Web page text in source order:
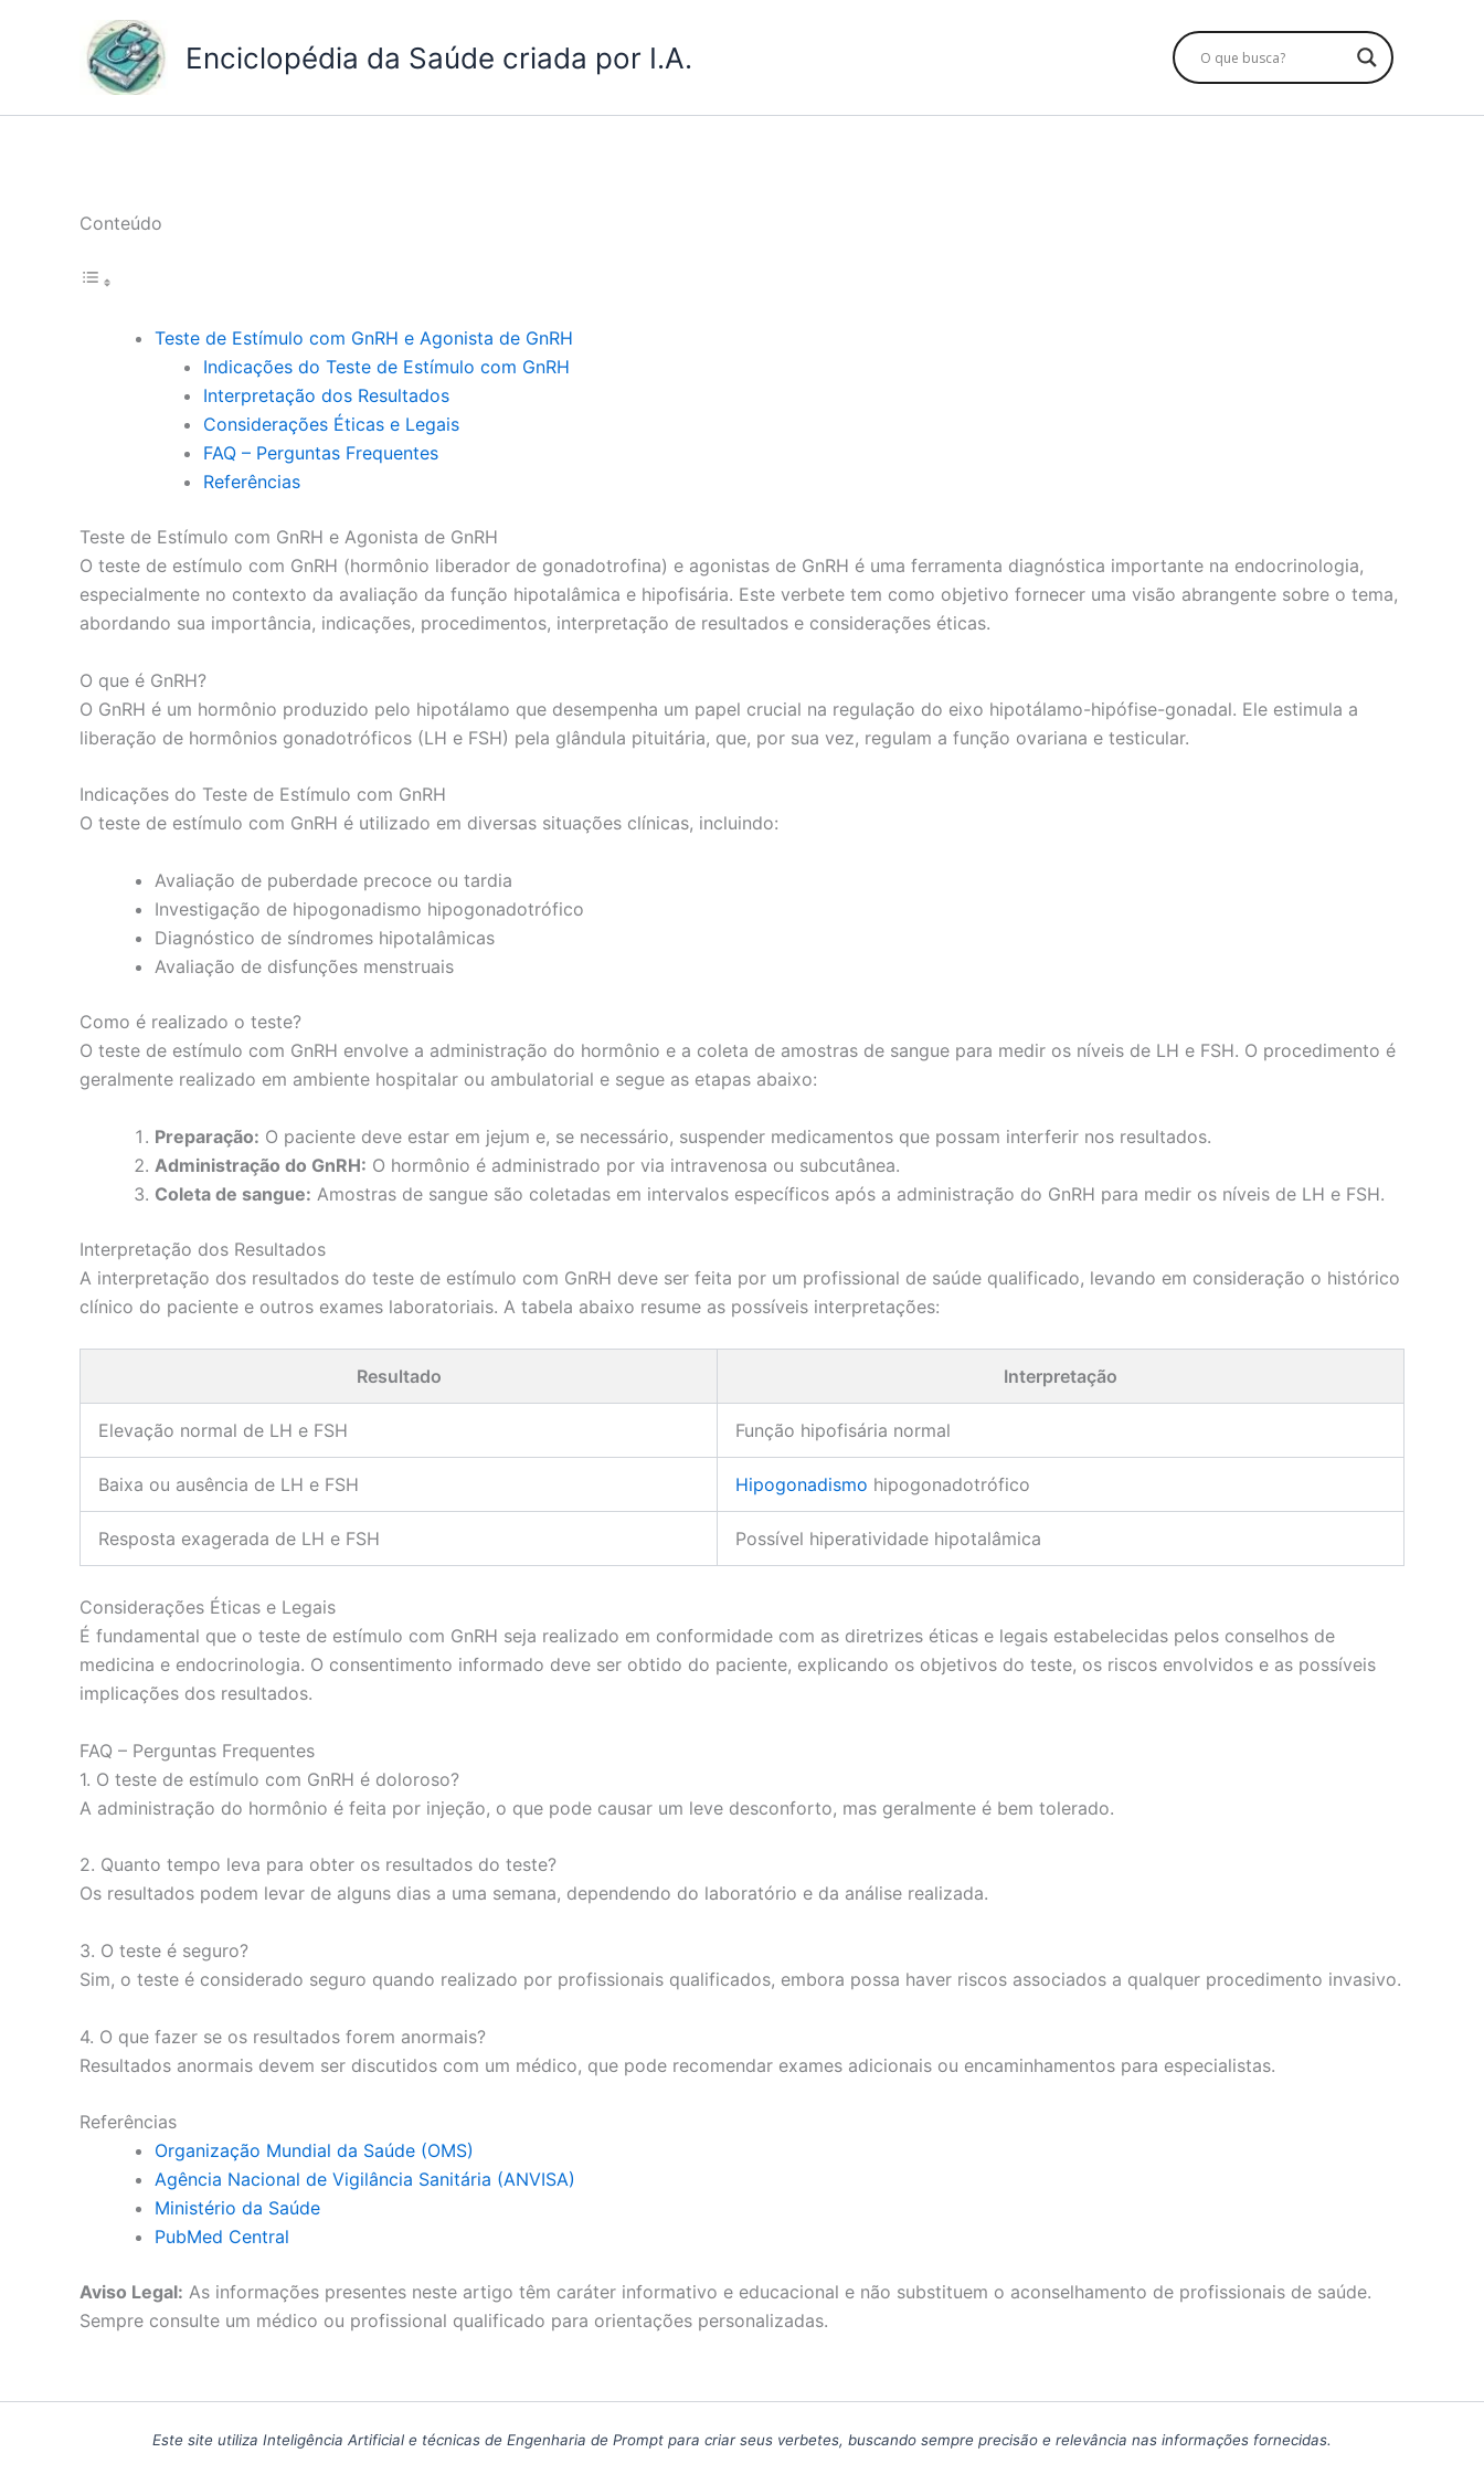
Enciclopédia da Saúde criada por I.A.
Conteúdo
Teste de Estímulo com GnRH e Agonista de GnRH
Indicações do Teste de Estímulo com GnRH
Interpretação dos Resultados
Considerações Éticas e Legais
FAQ – Perguntas Frequentes
Referências
Teste de Estímulo com GnRH e Agonista de GnRH
O teste de estímulo com GnRH (hormônio liberador de gonadotrofina) e agonistas de GnRH é uma ferramenta diagnóstica importante na endocrinologia,
especialmente no contexto da avaliação da função hipotalâmica e hipofisária. Este verbete tem como objetivo fornecer uma visão abrangente sobre o tema,
abordando sua importância, indicações, procedimentos, interpretação de resultados e considerações éticas.
O que é GnRH?
O GnRH é um hormônio produzido pelo hipotálamo que desempenha um papel crucial na regulação do eixo hipotálamo-hipófise-gonadal. Ele estimula a
liberação de hormônios gonadotróficos (LH e FSH) pela glândula pituitária, que, por sua vez, regulam a função ovariana e testicular.
Indicações do Teste de Estímulo com GnRH
O teste de estímulo com GnRH é utilizado em diversas situações clínicas, incluindo:
Avaliação de puberdade precoce ou tardia
Investigação de hipogonadismo hipogonadotrófico
Diagnóstico de síndromes hipotalâmicas
Avaliação de disfunções menstruais
Como é realizado o teste?
O teste de estímulo com GnRH envolve a administração do hormônio e a coleta de amostras de sangue para medir os níveis de LH e FSH. O procedimento é
geralmente realizado em ambiente hospitalar ou ambulatorial e segue as etapas abaixo:
Preparação: O paciente deve estar em jejum e, se necessário, suspender medicamentos que possam interferir nos resultados.
Administração do GnRH: O hormônio é administrado por via intravenosa ou subcutânea.
Coleta de sangue: Amostras de sangue são coletadas em intervalos específicos após a administração do GnRH para medir os níveis de LH e FSH.
Interpretação dos Resultados
A interpretação dos resultados do teste de estímulo com GnRH deve ser feita por um profissional de saúde qualificado, levando em consideração o histórico
clínico do paciente e outros exames laboratoriais. A tabela abaixo resume as possíveis interpretações:
Resultado Interpretação
Elevação normal de LH e FSH Função hipofisária normal
Baixa ou ausência de LH e FSH Hipogonadismo hipogonadotrófico
Resposta exagerada de LH e FSH Possível hiperatividade hipotalâmica
Considerações Éticas e Legais
É fundamental que o teste de estímulo com GnRH seja realizado em conformidade com as diretrizes éticas e legais estabelecidas pelos conselhos de
medicina e endocrinologia. O consentimento informado deve ser obtido do paciente, explicando os objetivos do teste, os riscos envolvidos e as possíveis
implicações dos resultados.
FAQ – Perguntas Frequentes
1. O teste de estímulo com GnRH é doloroso?
A administração do hormônio é feita por injeção, o que pode causar um leve desconforto, mas geralmente é bem tolerado.
2. Quanto tempo leva para obter os resultados do teste?
Os resultados podem levar de alguns dias a uma semana, dependendo do laboratório e da análise realizada.
3. O teste é seguro?
Sim, o teste é considerado seguro quando realizado por profissionais qualificados, embora possa haver riscos associados a qualquer procedimento invasivo.
4. O que fazer se os resultados forem anormais?
Resultados anormais devem ser discutidos com um médico, que pode recomendar exames adicionais ou encaminhamentos para especialistas.
Referências
Organização Mundial da Saúde (OMS)
Agência Nacional de Vigilância Sanitária (ANVISA)
Ministério da Saúde
PubMed Central
Aviso Legal: As informações presentes neste artigo têm caráter informativo e educacional e não substituem o aconselhamento de profissionais de saúde.
Sempre consulte um médico ou profissional qualificado para orientações personalizadas.
Este site utiliza Inteligência Artificial e técnicas de Engenharia de Prompt para criar seus verbetes, buscando sempre precisão e relevância nas informações fornecidas.